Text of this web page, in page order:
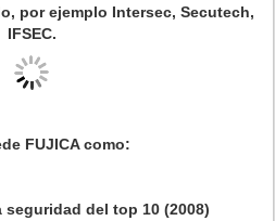
por ejemplo Intersec, Secutech,
IFSEC.
FUJICA como:
seguridad del top 10 (2008)